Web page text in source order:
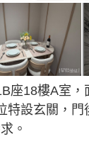
座18樓A室，
特設玄關，門
。